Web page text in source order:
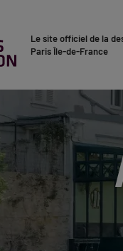
Le site officiel de la
Paris Île-de-France